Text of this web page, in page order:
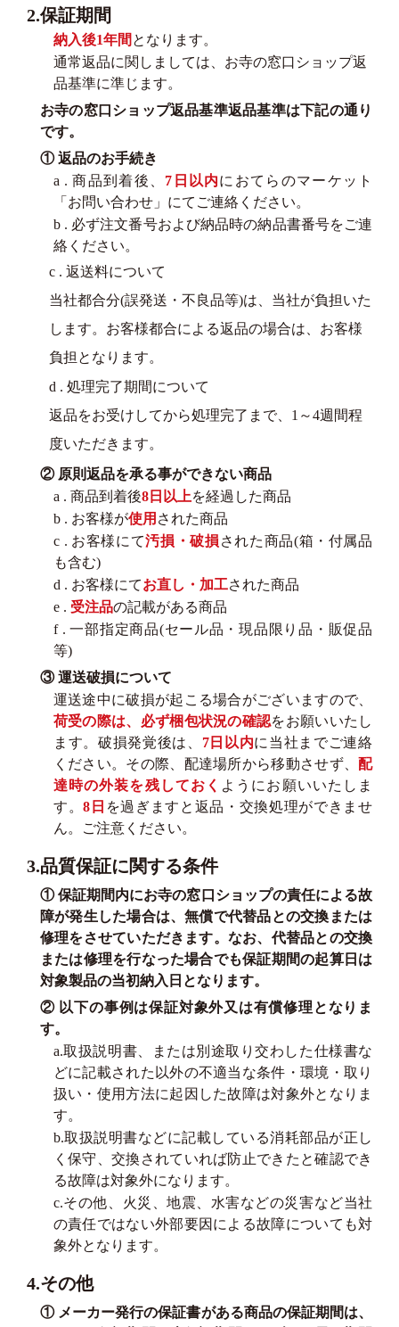
2.保証期間
納入後1年間 となります。
通常返品に関しましては、お寺の窓口ショップ返
品基準に準じます。
お寺の窓口ショップ返品基準返品基準は下記の通り
です。
① 返品のお手続き
a . 商品到着後、 7日以内におてらのマーケット
「お問い合わせ」にてご連絡ください。
b . 必ず注文番号および納品時の納品書番号をご連
絡ください。
c . 返送料について
当社都合分(誤発送・不良品等)は、当社が負担いた
します。お客様都合による返品の場合は、お客様
負担となります。
d . 処理完了期間について
返品をお受けしてから処理完了まで、1～4週間程
度いただきます。
② 原則返品を承る事ができない商品
a . 商品到着後8日以上を経過した商品
b . お客様が使用 された商品
c . お客様にて汚損・破損 された商品(箱・付属品
も含む)
d . お客様にてお直し・加工された商品
e . 受注品の記載がある商品
f . 一部指定商品(セール品・現品限り品・販促品
等)
③ 運送破損について
運送途中に破損が起こる場合がございますので、
荷受の際は、必ず梱包状況の確認をお願いいたし
ます。破損発覚後は、 7日以内に当社までご連絡
ください。その際、配達場所から移動させず、 配
達時の外装を残しておく ようにお願いいたしま
す。8日 を過ぎますと返品・交換処理ができませ
ん。ご注意ください。
3.品質保証に関する条件
① 保証期間内にお寺の窓口ショップの責任による故
障が発生した場合は、無償で代替品との交換または
修理をさせていただきます。なお、代替品との交換
または修理を行なった場合でも保証期間の起算日は
対象製品の当初納入日となります。
② 以下の事例は保証対象外又は有償修理となりま
す。
a.取扱説明書、または別途取り交わした仕様書な
どに記載された以外の不適当な条件・環境・取り
扱い・使用方法に起因した故障は対象外となりま
す。
b.取扱説明書などに記載している消耗部品が正し
く保守、交換されていれば防止できたと確認でき
る故障は対象外になります。
c.その他、火災、地震、水害などの災害など当社
の責任ではない外部要因による故障についても対
象外となります。
4.その他
① メーカー発行の保証書がある商品の保証期間は、